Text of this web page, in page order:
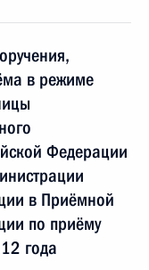
в режиме
Федерации
в Приёмной
по приёму
года